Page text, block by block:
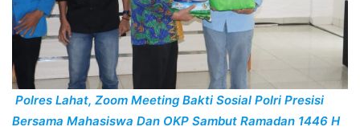
Polres Lahat, Zoom Meeting Bakti Sosial Polri Presisi
Bersama Mahasiswa Dan OKP Sambut Ramadan 1446 H